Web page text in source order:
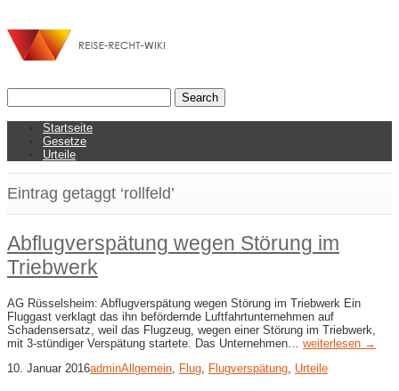
Startseite
Gesetze
Urteile
Eintrag getaggt ‘rollfeld’
Abflugverspätung wegen Störung im
Triebwerk
AG Rüsselsheim: Abflugverspätung wegen Störung im Triebwerk Ein
Fluggast verklagt das ihn befördernde Luftfahrtunternehmen auf
Schadensersatz, weil das Flugzeug, wegen einer Störung im Triebwerk,
mit 3-stündiger Verspätung startete. Das Unternehmen… weiterlesen →
10. Januar 2016adminAllgemein, Flug, Flugverspätung, Urteile